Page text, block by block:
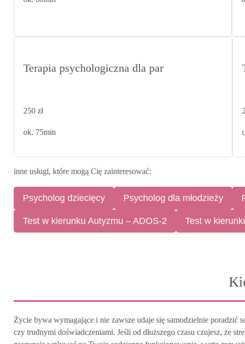
Terapia psychologiczna dla par
250 zł
ok. 75min
inne usługi, które mogą Cię zainteresować:
Psycholog dziecięcy Psycholog dla młodzieży
Test w kierunku Autyzmu – ADOS-2 Test w
Życie bywa wymagające i nie zawsze udaje się samodzielnie poradzić
czy trudnymi doświadczeniami. Jeśli od dłuższego czasu czujesz, że